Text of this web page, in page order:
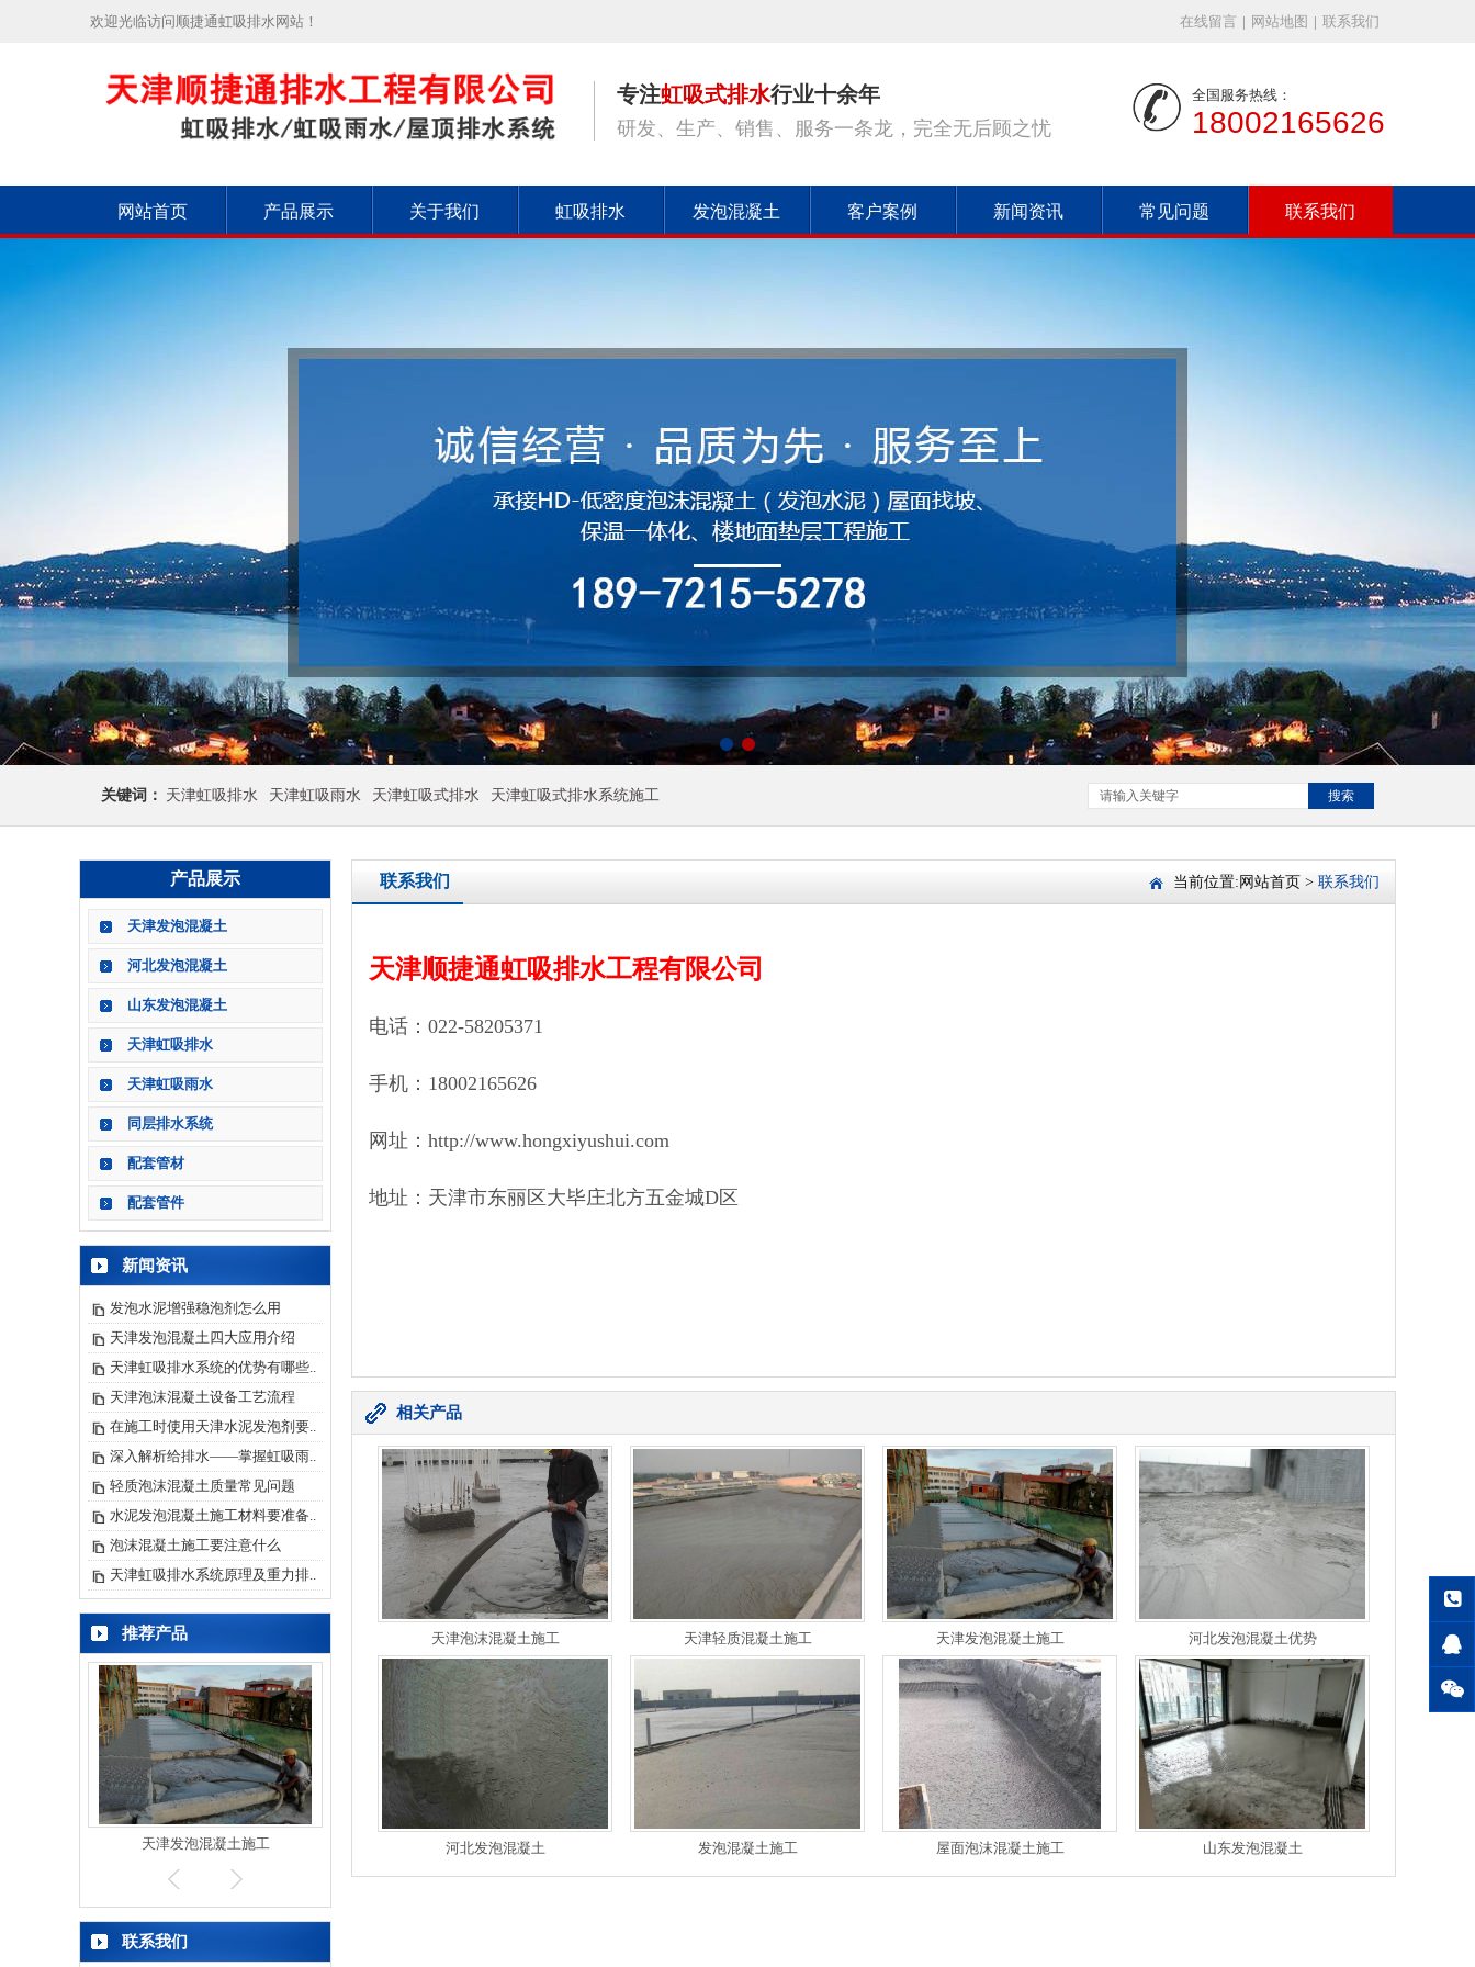
欢迎光临访问顺捷通虹吸排水网站！ 在线留言 | 网站地图 | 联系我们
专注虹吸式排水行业十余年
研发、生产、销售、服务一条龙，完全无后顾之忧
全国服务热线：
18002165626
网站首页 产品展示 关于我们 虹吸排水 发泡混凝土 客户案例 新闻资讯 常见问题 联系我们
关键词： 天津虹吸排水 天津虹吸雨水 天津虹吸式排水 天津虹吸式排水系统施工 搜索
产品展示
天津发泡混凝土
河北发泡混凝土
山东发泡混凝土
天津虹吸排水
天津虹吸雨水
同层排水系统
配套管材
配套管件
新闻资讯
发泡水泥增强稳泡剂怎么用
天津发泡混凝土四大应用介绍
天津虹吸排水系统的优势有哪些..
天津泡沫混凝土设备工艺流程
在施工时使用天津水泥发泡剂要..
深入解析给排水——掌握虹吸雨..
轻质泡沫混凝土质量常见问题
水泥发泡混凝土施工材料要准备..
泡沫混凝土施工要注意什么
天津虹吸排水系统原理及重力排..
推荐产品
天津发泡混凝土施工 河北发泡混凝土 屋面泡沫混凝土施工 天津发泡混凝土优势
联系我们
联系我们 当前位置: 网站首页 > 联系我们
天津顺捷通虹吸排水工程有限公司
电话：022-58205371
手机：18002165626
网址：http://www.hongxiyushui.com
地址：天津市东丽区大毕庄北方五金城D区
相关产品
天津泡沫混凝土施工 天津轻质混凝土施工 天津发泡混凝土施工 河北发泡混凝土优势
河北发泡混凝土 发泡混凝土施工 屋面泡沫混凝土施工 山东发泡混凝土